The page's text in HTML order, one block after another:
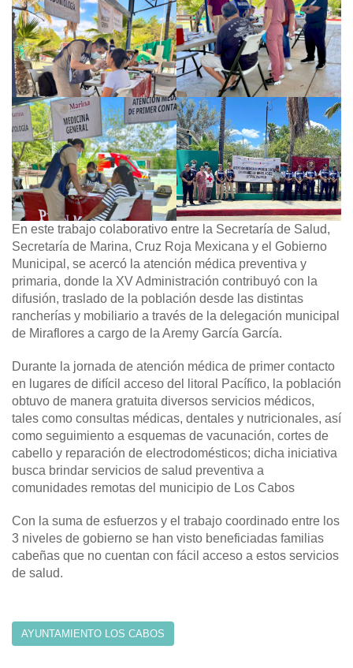
En este trabajo colaborativo entre la Secretaría de Salud,
Secretaría de Marina, Cruz Roja Mexicana y el Gobierno
Municipal, se acercó la atención médica preventiva y
primaria, donde la XV Administración contribuyó con la
difusión, traslado de la población desde las distintas
rancherías y mobiliario a través de la delegación municipal
de Miraflores a cargo de la Aremy García García.
Durante la jornada de atención médica de primer contacto
en lugares de difícil acceso del litoral Pacífico, la población
obtuvo de manera gratuita diversos servicios médicos,
tales como consultas médicas, dentales y nutricionales, así
como seguimiento a esquemas de vacunación, cortes de
cabello y reparación de electrodomésticos; dicha iniciativa
busca brindar servicios de salud preventiva a
comunidades remotas del municipio de Los Cabos
Con la suma de esfuerzos y el trabajo coordinado entre los
3 niveles de gobierno se han visto beneficiadas familias
cabeñas que no cuentan con fácil acceso a estos servicios
de salud.
AYUNTAMIENTO LOS CABOS